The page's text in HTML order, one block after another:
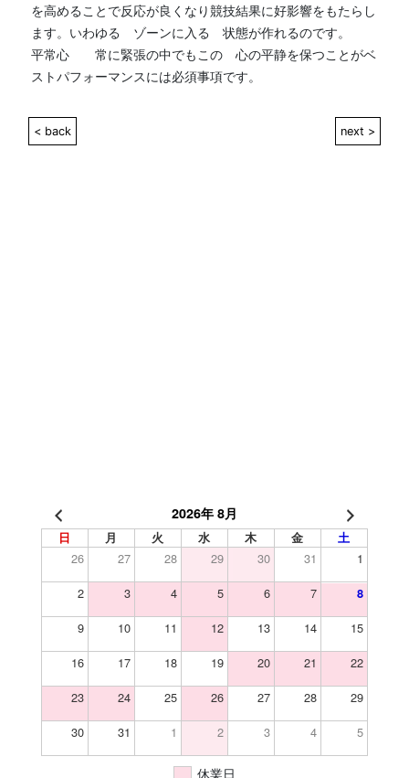
を高めることで反応が良くなり競技結果に好影響をもたらし
ます。いわゆる　ゾーンに入る　状態が作れるのです。
平常心　　常に緊張の中でもこの　心の平静を保つことがベ
ストパフォーマンスには必須事項です。
< back next >
2026年 8月
日 月 火 水 木 金 土
26 27 28 29 30 31
1
2
3 4 5 6 7 8
9 10 11 12 13 14
15
16
17 18 19 20 21
22
23
24 25 26 27 28
29
30
31 1 2 3 4 5
休業日